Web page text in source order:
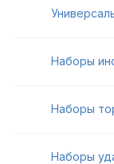
Наборы
Наборы
Наборы